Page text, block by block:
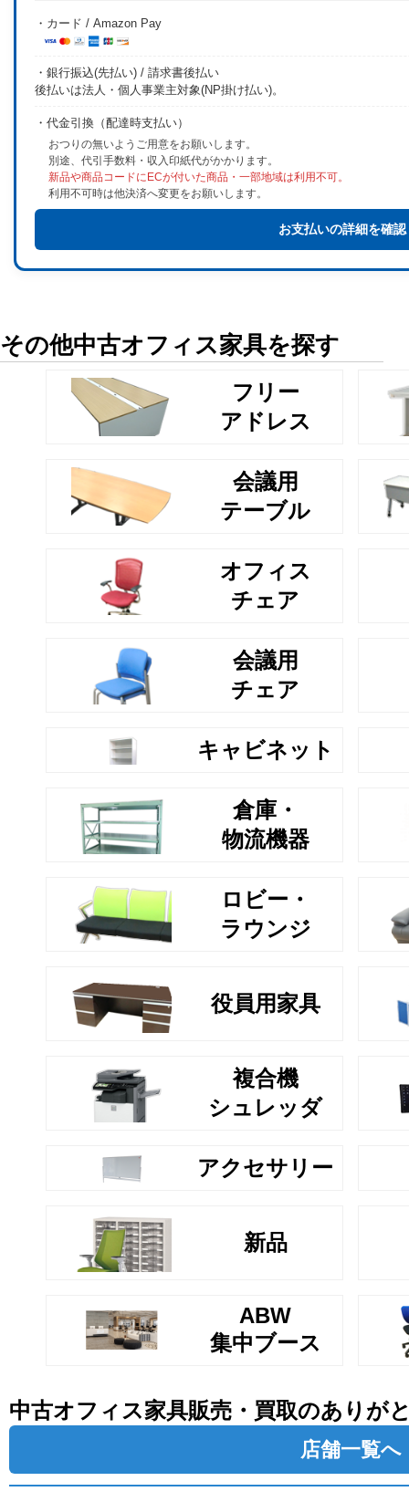
・カード / Amazon Pay
・銀行振込(先払い) / 請求書後払い
後払いは法人・個人事業主対象(NP掛け払い)。
・代金引換（配達時支払い）
おつりの無いようご用意をお願いします。
別途、代引手数料・収入印紙代がかかります。
新品や商品コードにECが付いた商品・一部地域は利用不可。
利用不可時は他決済へ変更をお願いします。
お支払いの詳細を確認
その他中古オフィス家具を探す
フリー
アドレス
会議用
テーブル
オフィス
チェア
会議用
チェア
キャビネット
倉庫・
物流機器
ロビー・
ラウンジ
役員用家具
複合機
シュレッダ
アクセサリー
新品
ABW
集中ブース
中古オフィス家具販売・買取のありが
店舗一覧へ